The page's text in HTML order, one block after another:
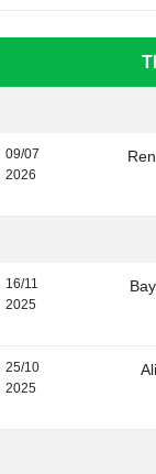
09/07
2026
16/11
2025
25/10
2025